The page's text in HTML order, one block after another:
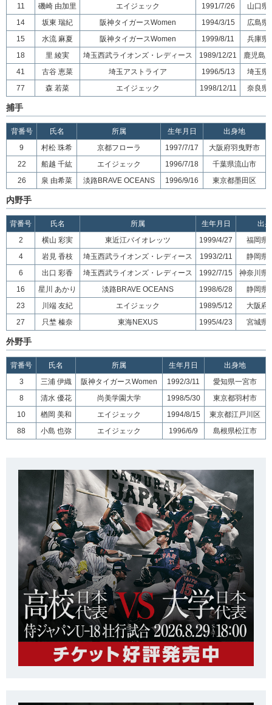
11
磯崎 由加里 エイジェック 1991/7/26
山口県
14
坂東 瑞紀 阪神タイガースWomen 1994/3/15
広島県
15
水流 麻夏 阪神タイガースWomen 1999/8/11
兵庫県
18
里 綾実 埼玉西武ライオンズ・レディース 1989/12/21
鹿児島
41
古谷 恵菜 埼玉アストライア 1996/5/13
埼玉県
77
森 若菜 エイジェック 1998/12/11 奈良県
捕手
背番号 氏名 所属 生年月日
出身地
9
村松 珠希 京都フローラ 1997/7/17
大阪府羽曳野市
22
船越 千紘 エイジェック 1996/7/18
千葉県流山市
26
泉 由希菜 淡路BRAVE OCEANS 1996/9/16 東京都墨田区
内野手
背番号 氏名 所属 生年月日
出
2
横山 彩実 東近江バイオレッツ 1999/4/27
福岡県
4
岩見 香枝 埼玉西武ライオンズ・レディース 1993/2/11
静岡県
6
出口 彩香 埼玉西武ライオンズ・レディース 1992/7/15
神奈川県
16
星川 あかり 淡路BRAVE OCEANS 1998/6/28
静岡県
23
川端 友紀 エイジェック 1989/5/12
大阪府
27
只埜 榛奈 東海NEXUS 1995/4/23 宮城県
外野手
背番号 氏名 所属 生年月日
出身地
3
三浦 伊織 阪神タイガースWomen 1992/3/11
愛知県一宮市
8
清水 優花 尚美学園大学 1998/5/30
東京都羽村市
10
楢岡 美和 エイジェック 1994/8/15
東京都江戸川区
88
小島 也弥 エイジェック 1996/6/9 島根県松江市